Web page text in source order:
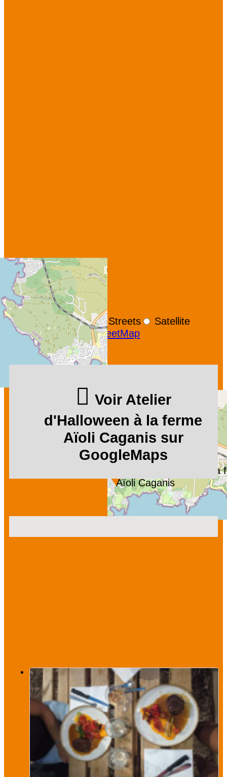
Atelier d'Halloween à la
Aïoli Caganis
+−
OpenStreetMap
Streets
Satellite
Leaflet | ©OpenStreetMap
Voir Atelier
d'Halloween à la ferme
Aïoli Caganis sur
GoogleMaps